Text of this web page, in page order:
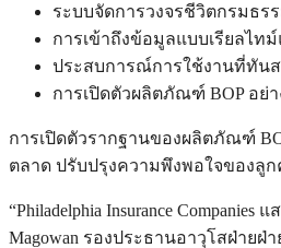
ระบบจัดการวงจรชีวิตกรมธ
การเข้าถึงข้อมูลแบบเรียลไ
ประสบการณ์การใช้งานที่ทันส
การเปิดตัวผลิตภัณฑ์ BOP อย่
การเปิดตัวรากฐานของผลิตภัณฑ์
ตลาด ปรับปรุงความพึงพอใจของลู
“Philadelphia Insurance
Magowan รองประธานอาวุโสฝ่ายฝ่า